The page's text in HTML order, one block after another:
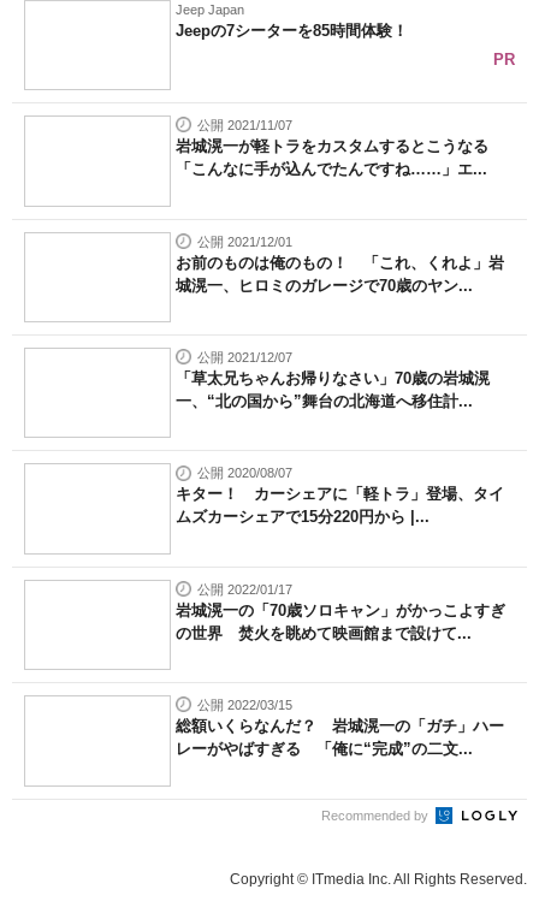
Jeep Japan
Jeepの7シーターを85時間体験！
PR
公開 2021/11/07
岩城滉一が軽トラをカスタムするとこうなる
「こんなに手が込んでたんですね……」エ...
公開 2021/12/01
お前のものは俺のもの！ 「これ、くれよ」岩
城滉一、ヒロミのガレージで70歳のヤン...
公開 2021/12/07
「草太兄ちゃんお帰りなさい」70歳の岩城滉
一、“北の国から”舞台の北海道へ移住計...
公開 2020/08/07
キター！ カーシェアに「軽トラ」登場、タイ
ムズカーシェアで15分220円から |...
公開 2022/01/17
岩城滉一の「70歳ソロキャン」がかっこよすぎ
の世界 焚火を眺めて映画館まで設けて...
公開 2022/03/15
総額いくらなんだ？ 岩城滉一の「ガチ」ハー
レーがやばすぎる 「俺に“完成”の二文...
Recommended by
Copyright © ITmedia Inc. All Rights Reserved.